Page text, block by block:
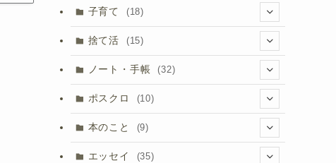
(8)
(3)
(8)
(8)
子育て (18)
(2)
(3)
(9)
捨て活 (15)
(5)
(10)
ノート・手帳 (32)
(5)
ポスクロ (10)
(1)
本のこと (9)
(2)
エッセイ (35)